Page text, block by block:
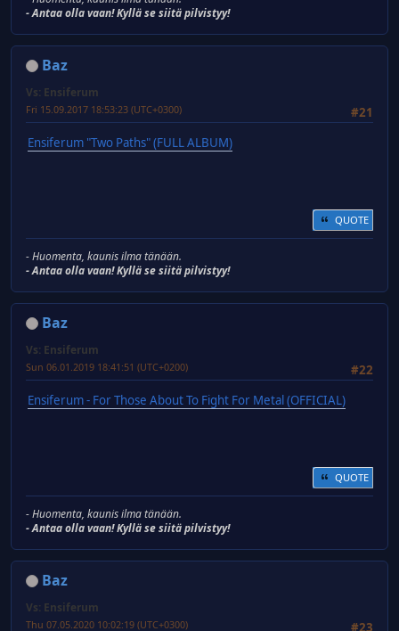
- Antaa olla vaan! Kyllä se siitä pilvistyy!
Baz
Vs: Ensiferum
#21
Fri 15.09.2017 18:53:23 (UTC+0300)
Ensiferum "Two Paths" (FULL ALBUM)
QUOTE
- Huomenta, kaunis ilma tänään.
- Antaa olla vaan! Kyllä se siitä pilvistyy!
Baz
Vs: Ensiferum
#22
Sun 06.01.2019 18:41:51 (UTC+0200)
Ensiferum - For Those About To Fight For Metal (OFFICIAL)
QUOTE
- Huomenta, kaunis ilma tänään.
- Antaa olla vaan! Kyllä se siitä pilvistyy!
Baz
Vs: Ensiferum
#23
Thu 07.05.2020 10:02:19 (UTC+0300)